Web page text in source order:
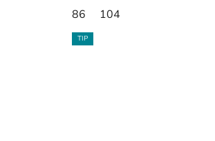
86 104
TIP